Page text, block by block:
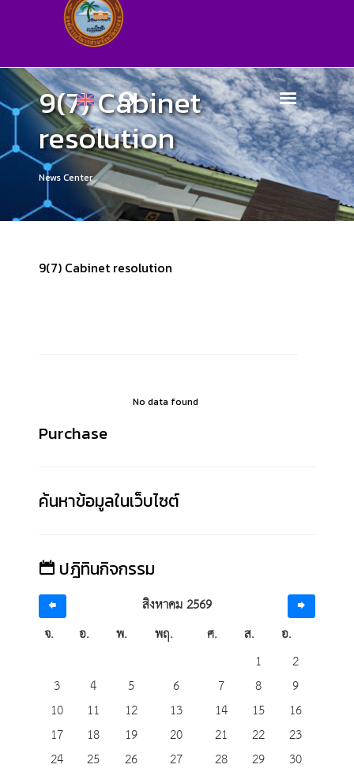
9(7) Cabinet
resolution
News Center
9(7) Cabinet resolution
No data found
Purchase
ค้นหาข้อมูลในเว็บไซต์
ปฎิทินกิจกรรม
สิงหาคม 2569
จ.
อ. พ. พฤ. ศ. ส.
อ.
1
2
3
4 5 6 7 8
9
10
11 12 13 14 15
16
17
18 19 20 21 22
23
24
25 26 27 28 29
30